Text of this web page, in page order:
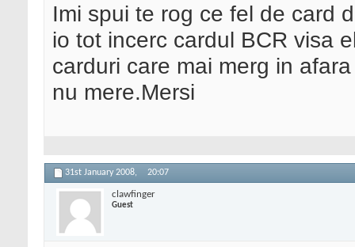
Imi spui te rog ce fel de card
io tot incerc cardul BCR visa
carduri care mai merg in
nu mere.Mersi
31st January 2008, 20:07
clawfinger
Guest